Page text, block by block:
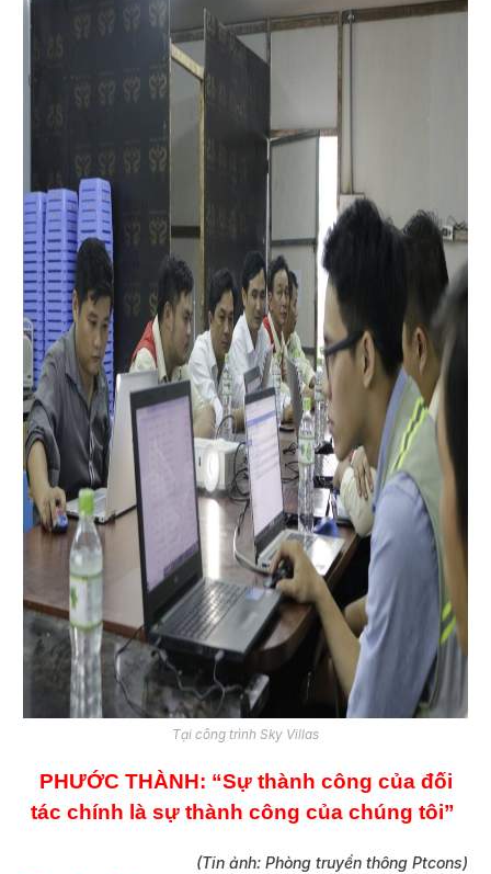
Tại công trình Sky Villas
PHƯỚC THÀNH: “Sự thành công của đối
tác chính là sự thành công của chúng tôi”
(Tin ảnh: Phòng truyền thông Ptcons)